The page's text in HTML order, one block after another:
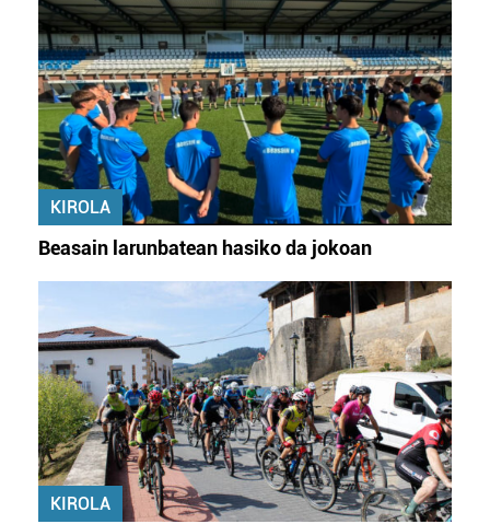
KIROLA
Beasain larunbatean hasiko da jokoan
KIROLA